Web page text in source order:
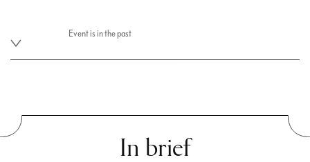
Event is in the past
In brief